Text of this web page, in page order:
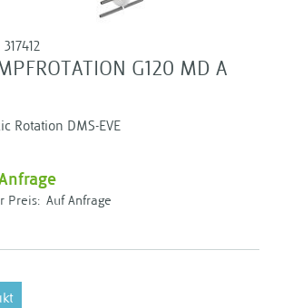
317412
G120 MD A
Rotation DMS-EVE
Preis: Auf Anfrage